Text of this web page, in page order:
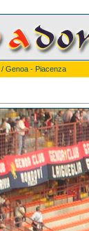
/ Genoa - Piacenza